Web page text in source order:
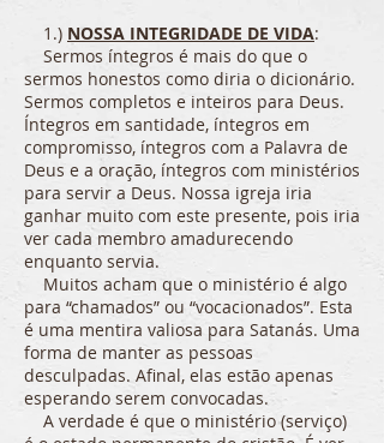
1.) NOSSA INTEGRIDADE DE VIDA:
Sermos íntegros é mais do que o
sermos honestos como diria o dicionário.
Sermos completos e inteiros para Deus.
Íntegros em santidade, íntegros em
compromisso, íntegros com a Palavra de
Deus e a oração, íntegros com ministérios
para servir a Deus. Nossa igreja iria
ganhar muito com este presente, pois iria
ver cada membro amadurecendo
enquanto servia.
Muitos acham que o ministério é algo
para “chamados” ou “vocacionados”. Esta
é uma mentira valiosa para Satanás. Uma
forma de manter as pessoas
desculpadas. Afinal, elas estão apenas
esperando serem convocadas.
A verdade é que o ministério (serviço)